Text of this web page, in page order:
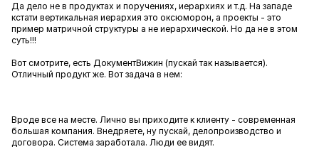
Да дело не в продуктах и поручениях, иерархиях и т.д. На западе
кстати вертикальная иерархия это оксюморон, а проекты - это
пример матричной структуры а не иерархической. Но да не в этом
суть!!!
Вот смотрите, есть ДокументВижин (пускай так называется).
Отличный продукт же. Вот задача в нем:
Вроде все на месте. Лично вы приходите к клиенту - современная
большая компания. Внедряете, ну пускай, делопроизводство и
договора. Система заработала. Люди ее видят.